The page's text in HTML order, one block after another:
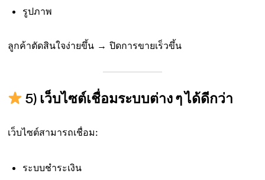
รูปภาพ
ลูกค้าตัดสินใจง่ายขึ้น → ปิดการขายเร็วขึ้น
5) เว็บไซต์เชื่อมระบบต่าง ๆ ได้ดีกว่า
เว็บไซต์สามารถเชื่อม:
ระบบชำระเงิน